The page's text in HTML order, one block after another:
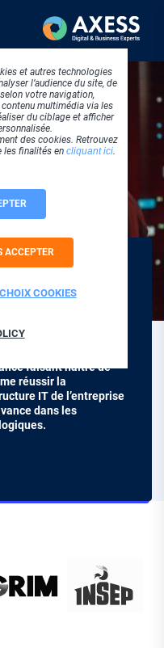
et
faisant naître de
réussir la
IT de l’entreprise
dans les
et autres technologies
l’audience du site, de
votre navigation,
multimédia via les
du ciblage et afficher
des cookies. Retrouvez
les finalités en cliquant ici.
ACCEPTER
COOKIES